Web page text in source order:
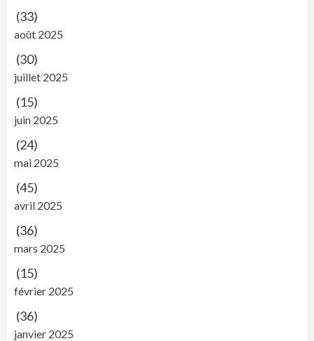
(33)
août 2025
(30)
juillet 2025
(15)
juin 2025
(24)
mai 2025
(45)
avril 2025
(36)
mars 2025
(15)
février 2025
(36)
janvier 2025